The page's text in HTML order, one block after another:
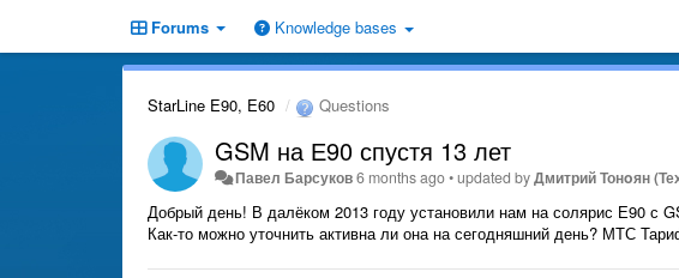
Forums Knowledge bases
StarLine E90, E60 Questions
GSM на Е90 спустя 13 лет
Павел Барсуков6 months ago•updated byДмитрий Тонoян
Добрый день! В далёком 2013 году установили нам на солярис Е90 с
Как-то можно уточнить активна ли она на сегодняшний день? МТС